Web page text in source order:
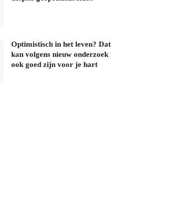
Optimistisch in het leven? Dat
kan volgens nieuw onderzoek
ook goed zijn voor je hart